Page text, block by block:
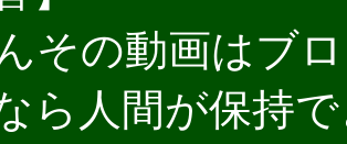
その動画はブ
ら人間が保持